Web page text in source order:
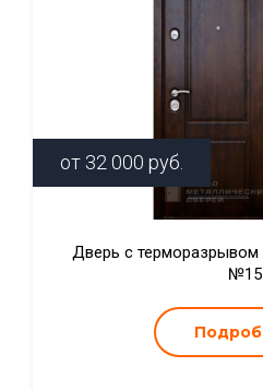
от 32 000 руб.
Дверь с
№15